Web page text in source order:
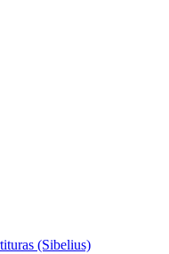
(Sibelius)